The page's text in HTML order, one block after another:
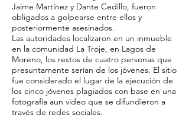
Jaime Martínez y Dante Cedillo, fueron
obligados a golpearse entre ellos y
posteriormente asesinados.
Las autoridades localizaron en un inmueble
en la comunidad La Troje, en Lagos de
Moreno, los restos de cuatro personas que
presuntamente serían de los jóvenes. El sitio
fue considerado el lugar de la ejecución de
los cinco jóvenes plagiados con base en una
fotografía aun video que se difundieron a
través de redes sociales.